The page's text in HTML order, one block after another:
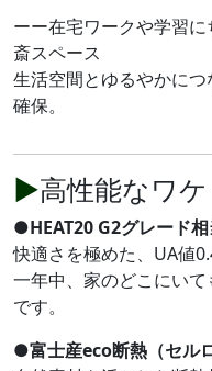
ーー在宅ワークや学習
斎スペース
生活空間とゆるやかに
確保。
▶高性能なワケ
●HEAT20 G2グレード
快適さを極めた、UA値
一年中、家のどこにい
です。
●富士産eco断熱（セル